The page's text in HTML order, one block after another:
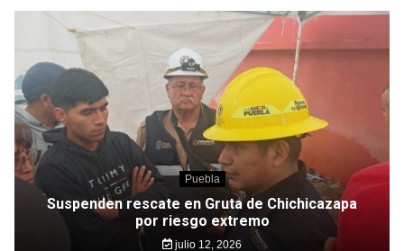
Puebla
Suspenden rescate en Gruta de Chichicazapa
por riesgo extremo
julio 12, 2026